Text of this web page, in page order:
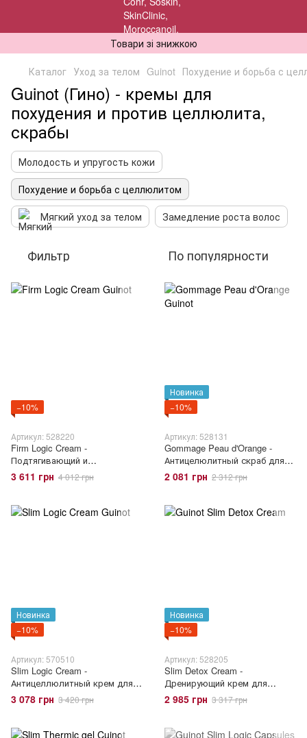
Товари зі знижкою
Каталог Уход за телом Guinot Похудение и борьба с
Guinot (Гино) - кремы для
похудения и против целлюлита,
скрабы
Молодость и упругость кожи
Похудение и борьба с целлюлитом
Мягкий уход за телом
Замедление роста волос
Фильтр По популярности
−10%
Артикул: 528220
Firm Logic Cream -
Подтягивающий и
укрепляющий крем для тела
3 611 грн 4 012 грн
Новинка
−10%
Артикул: 528131
Gommage Peau d'Orange -
Антицелюлитный скраб для
тела
2 081 грн 2 312 грн
Новинка
−10%
Артикул: 570510
Slim Logic Cream -
Антицеллюлитный крем для
тела
3 078 грн 3 420 грн
Новинка
−10%
Артикул: 528205
Slim Detox Cream -
Дренирующий крем для
похудения
2 985 грн 3 317 грн